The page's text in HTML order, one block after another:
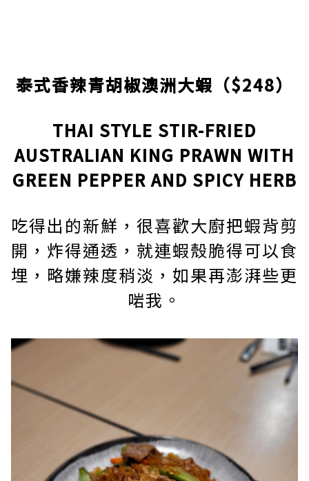
泰式香辣青胡椒澳洲大蝦（$248）
THAI STYLE STIR-FRIED
AUSTRALIAN KING PRAWN WITH
GREEN PEPPER AND SPICY HERB
吃得出的新鮮，很喜歡大廚把蝦背剪
開，炸得通透，就連蝦殼脆得可以食
埋，略嫌辣度稍淡，如果再澎湃些更
啱我。